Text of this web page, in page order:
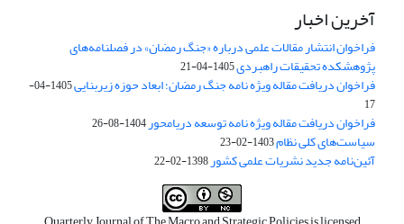
آخرین اخبار
فراخوان انتشار مقالات علمی درباره «جنگ رمضان» در فصلنامه‌های
پژوهشکده تحقیقات راهبردی1405-04-21
فراخوان دریافت مقاله ویژه نامه جنگ رمضان؛ ابعاد حوزه زیربنایی
1405-04-
17
فراخوان دریافت مقاله ویژه نامه توسعه دریامحور1404-08-26
سیاست‌های کلی نظام1403-02-23
آئین‌نامه جدید نشریات علمی کشور1398-02-22